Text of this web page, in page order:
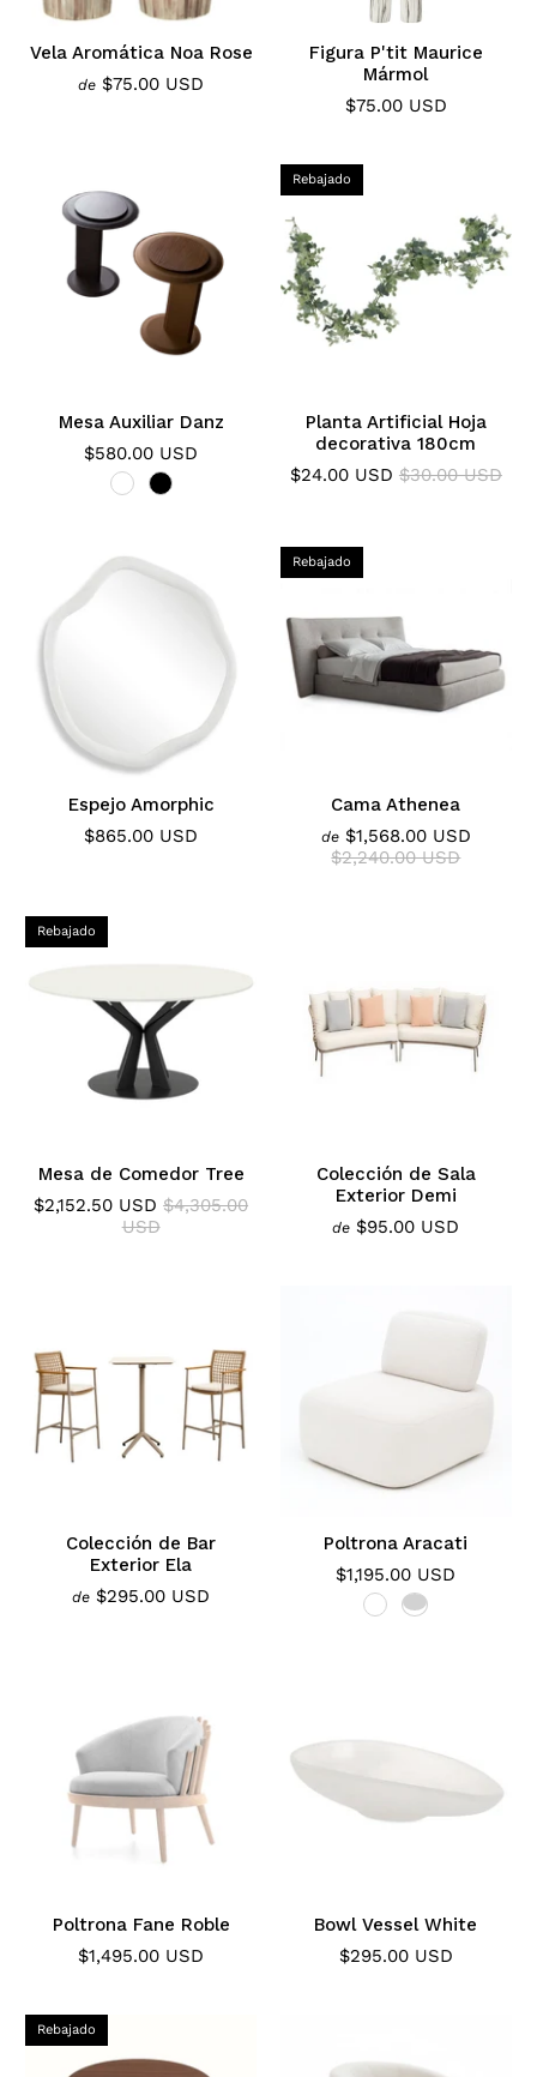
Vela Aromática Noa Rose
de $75.00 USD
Figura P'tit Maurice
Mármol
$75.00 USD
Mesa Auxiliar Danz
$580.00 USD
Rebajado
Planta Artificial Hoja
decorativa 180cm
$24.00 USD $30.00 USD
Espejo Amorphic
$865.00 USD
Rebajado
Cama Athenea
de $1,568.00 USD
$2,240.00 USD
Rebajado
Mesa de Comedor Tree
$2,152.50 USD $4,305.00
USD
Colección de Sala
Exterior Demi
de $95.00 USD
Colección de Bar
Exterior Ela
de $295.00 USD
Poltrona Aracati
$1,195.00 USD
Poltrona Fane Roble
$1,495.00 USD
Bowl Vessel White
$295.00 USD
Rebajado